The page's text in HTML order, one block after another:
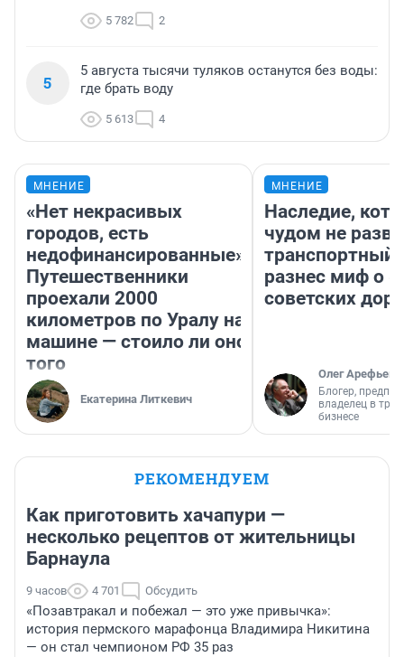
5 782 2
5
5 августа тысячи туляков останутся без воды:
где брать воду
5 613 4
МНЕНИЕ
«Нет некрасивых
городов, есть
недофинансированные».
Путешественники
проехали 2000
километров по Уралу на
машине — стоило ли оно
того
Екатерина Литкевич
МНЕНИЕ
Наследие,
чудом не
транспортный
разнес миф о
советских
Олег Арефьев
Блогер,
владелец в
бизнесе
РЕКОМЕНДУЕМ
Как приготовить хачапури —
несколько рецептов от жительницы
Барнаула
9 часов 4 701 Обсудить
«Позавтракал и побежал — это уже привычка»:
история пермского марафонца Владимира Никитина
— он стал чемпионом РФ 35 раз